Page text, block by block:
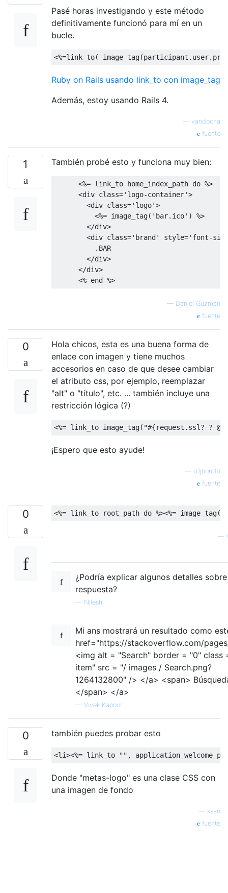
Pasé horas investigando y este método
definitivamente funcionó para mí en un
bucle.
<%=link_to( image_tag(participant . user.
Ruby on Rails usando link_to con image_tag
Además, estoy usando Rails 4.
vandoona
fuente
1 También probé esto y funciona muy bien:
<%= link_to home_index_path do %>
<div class='logo-container'>
<div class='logo'>
<%= image_tag( 'bar.ico' )
%>
</div>
<div class='brand' style=' font-
          .BAR
</div>
</div>
<% end %>
— Daniel Guzmán
fuente
0
Hola chicos, esta es una buena forma de
enlace con imagen y tiene muchos
accesorios en caso de que desee cambiar
el atributo css, por ejemplo, reemplazar
"alt" o "título", etc. ... también incluye una
restricción lógica (?)
<%= link_to image_tag( "#{request.ssl? ?
¡Espero que esto ayude!
d1jhoni1b
fuente
0 <%= link_to root_path do %><%= image_tag(
—
¿Podría explicar algunos detalles
respuesta?
— Nilesh
Mi ans mostrará un resultado como
href="https://stackoverflow.com/
<img alt = "Search" border = "0" class
item" src = "/ images / Search.png?
1264132800" /> </a> <span>
</span> </a>
— Vivek Kapoor
0 también puedes probar esto
<li><%= link_to "" ,
Donde "metas-logo" es una clase CSS con
una imagen de fondo
ksan
fuente